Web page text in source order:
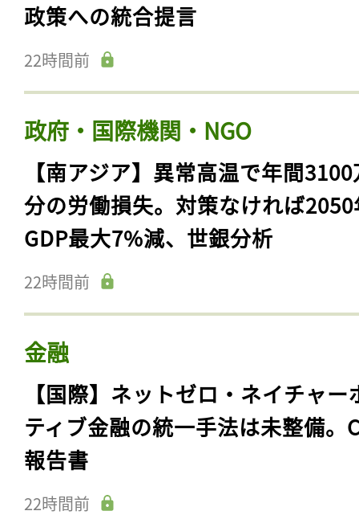
政策への統合提言
22時間前
政府・国際機関・NGO
【南アジア】異常高温で年間
分の労働損失。対策なければ
GDP最大7%減、世銀分析
22時間前
金融
【国際】ネットゼロ・ネイチャー
ティブ金融の統一手法は未整備。
報告書
22時間前